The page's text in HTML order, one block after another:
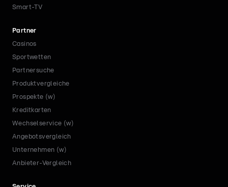
Smart-TV
Partner
Casinos
Sportwetten
Partnersuche
Produktvergleiche
Prospekte (w)
Kreditkarten
Wechselservice (w)
Angebotsvergleich
Unternehmen (w)
Anbieter-Vergleich